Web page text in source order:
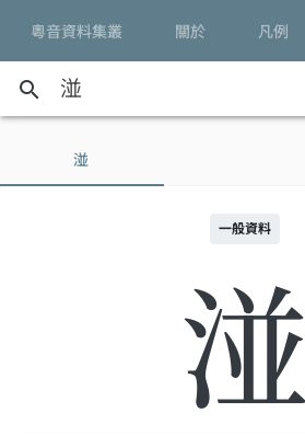
粵音資料集叢 關於 凡例
search
湴
一般資料
湴